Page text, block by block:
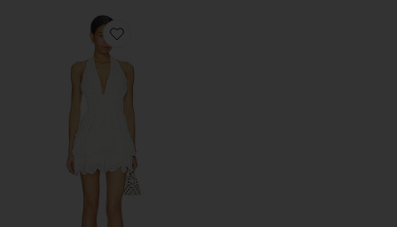
Favorite TONI 원피스